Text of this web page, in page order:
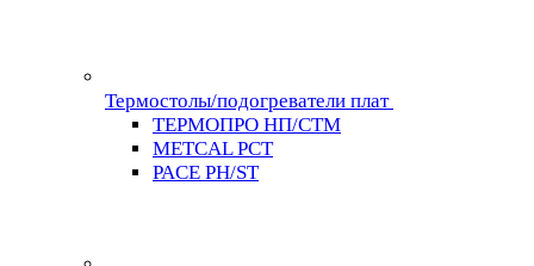
Термостолы/подогреватели плат
ТЕРМОПРО НП/СТМ
METCAL PCT
PACE PH/ST